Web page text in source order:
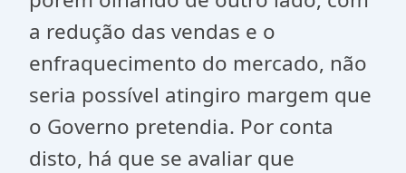
a redução das vendas e o
enfraquecimento do mercado, não
seria possível atingiro margem que
o Governo pretendia. Por conta
disto, há que se avaliar que